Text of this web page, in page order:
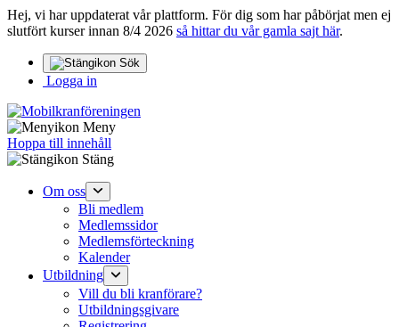
Hej, vi har uppdaterat vår plattform. För dig som har påbörjat men ej
slutfört kurser innan 8/4 2026 så hittar du vår gamla sajt här.
Sök
Logga in
Meny
Hoppa till innehåll
Stäng
Om oss
Bli medlem
Medlemssidor
Medlemsförteckning
Kalender
Utbildning
Vill du bli kranförare?
Utbildningsgivare